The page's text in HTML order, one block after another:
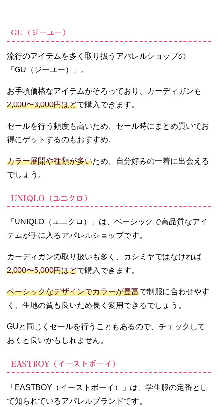
GU（ジーユー）
流行のアイテムを多く取り扱うアパレルショップの
「GU（ジーユー）」。
お手頃価格なアイテムがそろっており、カーディガンも
2,000〜3,000円ほどで購入できます。
セールを行う頻度も高いため、セール時にまとめ買いでお
得にゲットするのもおすすめ。
カラー展開や種類が多いため、自分好みの一着に出会える
でしょう。
UNIQLO（ユニクロ）
「UNIQLO（ユニクロ）」は、ベーシックで高品質なアイ
テムが手に入るアパレルショップです。
カーディガンの取り扱いも多く、カシミヤではなければ
2,000〜5,000円ほどで購入できます。
ベーシックなデザインでカラーが豊富で制服に合わせやす
く、生地の質も良いため長く愛用できるでしょう。
GUと同じくセールを行うこともあるので、チェックして
おくと良いかもしれません。
EASTBOY（イーストボーイ）
「EASTBOY（イーストボーイ）」は、学生服の定番とし
て知られているアパレルブランドです。